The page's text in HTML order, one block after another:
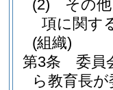
(2)
その
項に関す
(組織)
第3条
委員
ら教育長